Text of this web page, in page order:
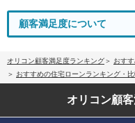
顧客満足度について
オリコン顧客満足度ランキング
おす
おすすめの住宅ローンランキング・比
オリコン顧